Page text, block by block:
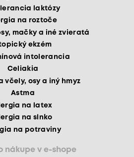
laktózy
na roztoče
mačky a iné zvieratá
ekzém
intolerancia
Celiakia
včely, osy a iný hmyz
Astma
na latex
na slnko
na potraviny
nákupe v e-shope